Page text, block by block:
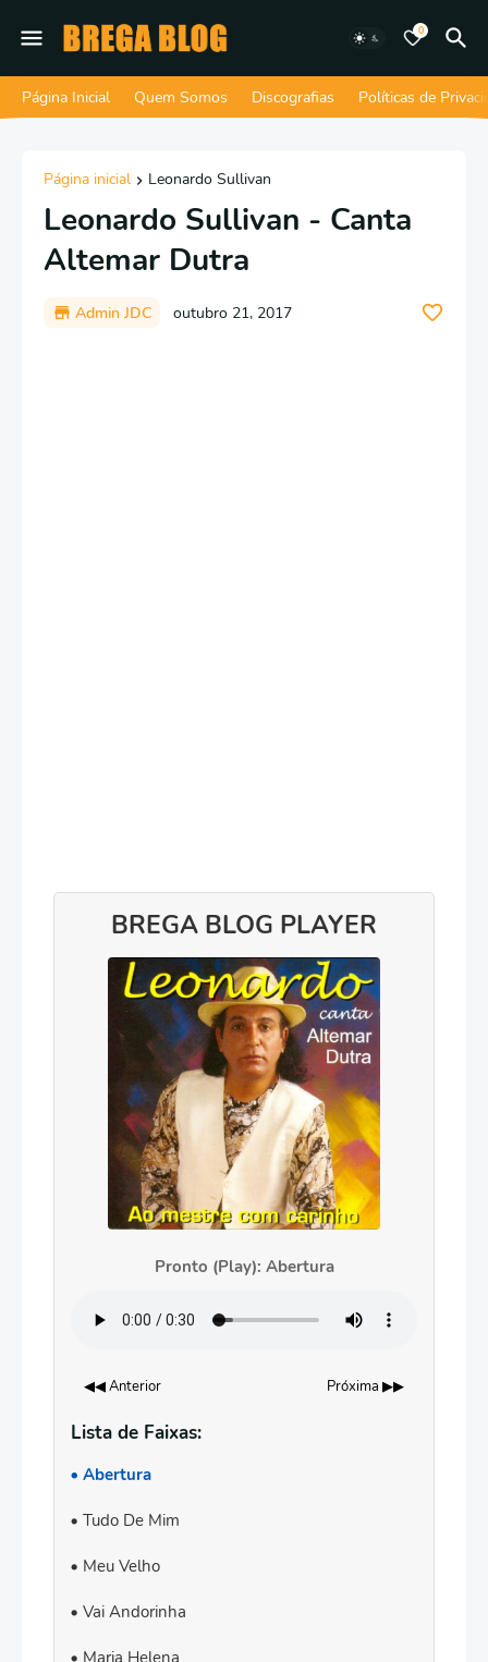
0
Página Inicial Quem Somos Discografias Políticas de
Página inicial Leonardo Sullivan
Leonardo Sullivan - Canta
Altemar Dutra
Admin JDC outubro 21, 2017
BREGA BLOG PLAYER
Pronto (Play): Abertura
◀◀ Anterior Próxima ▶▶
Lista de Faixas:
Abertura
Tudo De Mim
Meu Velho
Vai Andorinha
Maria Helena